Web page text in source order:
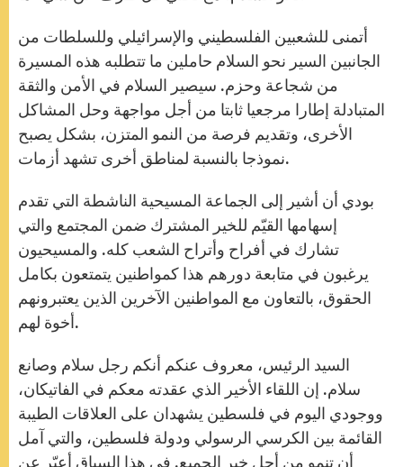
أتمنى للشعبين الفلسطيني والإسرائيلي وللسلطات من
الجانبين السير نحو السلام حاملين ما تتطلبه هذه المسيرة
من شجاعة وحزم. سيصير السلام في الأمن والثقة
المتبادلة إطارا مرجعيا ثابتا من أجل مواجهة وحل المشاكل
الأخرى، وتقديم فرصة من النمو المتزن، بشكل يصبح
نموذجا بالنسبة لمناطق أخرى تشهد أزمات.
بودي أن أشير إلى الجماعة المسيحية الناشطة التي تقدم
إسهامها القيّم للخير المشترك ضمن المجتمع والتي
تشارك في أفراح وأتراح الشعب كله. والمسيحيون
يرغبون في متابعة دورهم هذا كمواطنين يتمتعون بكامل
الحقوق، بالتعاون مع المواطنين الآخرين الذين يعتبرونهم
أخوة لهم.
السيد الرئيس، معروف عنكم أنكم رجل سلام وصانع
سلام. إن اللقاء الأخير الذي عقدته معكم في الفاتيكان،
ووجودي اليوم في فلسطين يشهدان على العلاقات الطيبة
القائمة بين الكرسي الرسولي ودولة فلسطين، والتي آمل
أن تنمو من أجل خير الجميع. في هذا السياق أعبّر عن